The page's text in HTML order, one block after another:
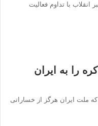
با تداوم فعالیت
را به ایران
ملت ایران هرگز از خساراتی